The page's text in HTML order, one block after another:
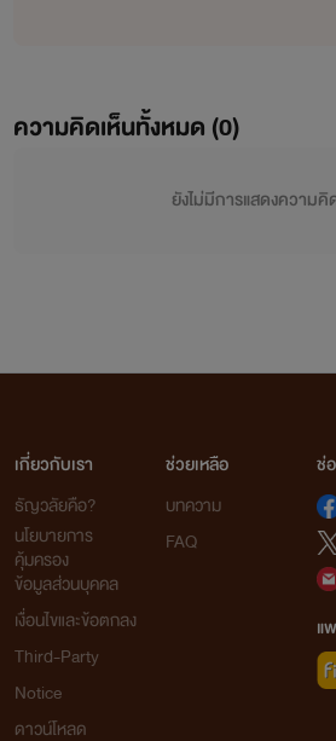
ความคิดเห็นทั้งหมด (0)
ยังไม่มีการแสดงความคิ
เกี่ยวกับเรา
ธัญวลัยคือ?
นโยบายการ
คุ้มครอง
ข้อมูลส่วนบุคคล
เงื่อนไขและข้อตกลง
Third-Party
Notice
ดาวน์โหลด
ช่วยเหลือ
บทความ
FAQ
ช่
แ